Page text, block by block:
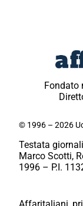
Fondato
© 1996 – 2026
Testata
Marco Scotti,
1996 – P.I.